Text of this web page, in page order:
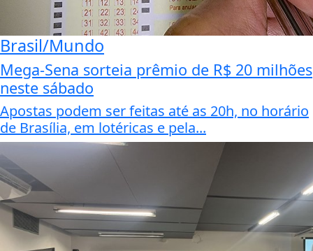
Brasil/Mundo
Mega-Sena sorteia prêmio de R$ 20 milhões
neste sábado
Apostas podem ser feitas até as 20h, no horário
de Brasília, em lotéricas e pela...